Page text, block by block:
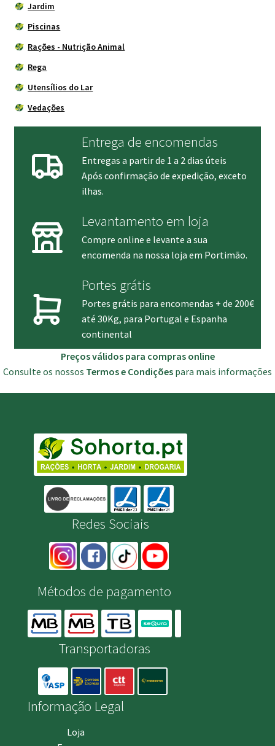
Jardim
Piscinas
Rações - Nutrição Animal
Rega
Utensílios do Lar
Vedações
Entrega de encomendas
Entregas a partir de 1 a 2 dias úteis
Após confirmação de expedição, exceto
ilhas.
Levantamento em loja
Compre online e levante a sua
encomenda na nossa loja em Portimão.
Portes grátis
Portes grátis para encomendas + de 200€
até 30Kg, para Portugal e Espanha
continental
Preços válidos para compras online
Consulte os nossos Termos e Condições para mais informações
Redes Sociais
Métodos de pagamento
Transportadoras
Informação Legal
Loja